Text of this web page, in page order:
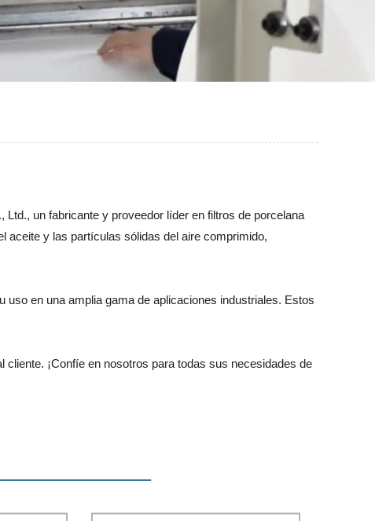
un fabricante y proveedor líder en filtros de porcelana
aceite y las partículas sólidas del aire comprimido,
en una amplia gama de aplicaciones industriales. Estos
¡Confíe en nosotros para todas sus necesidades de